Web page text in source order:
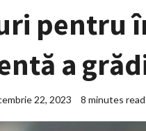
pentru
a
22, 2023 8 minutes read